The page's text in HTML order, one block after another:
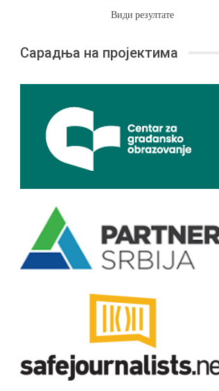
Види резултате
Сарадња на пројектима